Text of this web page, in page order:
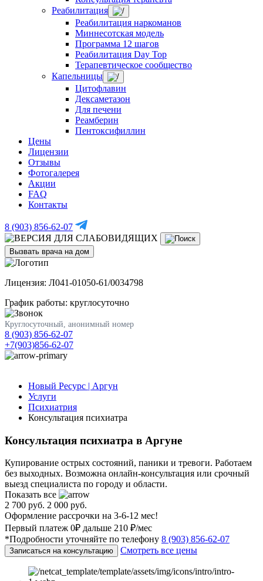
Реабилитация
Реабилитация наркоманов
Миннесотская модель
Программа 12 шагов
Реабилитация Day Top
Терапевтическое сообщество
Капельницы
Цитофлавин
Дексаметазон
Для печени
Реамберин
Пентоксифиллин
Цены
Лицензии
Отзывы
Фотогалерея
Акции
FAQ
Контакты
8 (903) 856-62-07
Вызвать врача на дом
Лицензия: Л041-01050-61/0034798
График работы: круглосуточно
Круглосуточный, анонимный номер
8 (903) 856-62-07
+7(903)856-62-07
Новый Ресурс | Аргун
Услуги
Психиатрия
Консультация психиатра
Консультация психиатра в Аргуне
Купирование острых состояний, паники и тревоги. Работаем
без выходных. Возможна онлайн-консультация или срочный
выезд специалиста по городу и области.
Показать все
2 700 руб. 2 000 руб.
Оформление рассрочки на 3-6-12 мес!
Первый платеж 0₽ дальше 210 ₽/мес
*Подробности уточняйте по телефону 8 (903) 856-62-07
Записаться на консультацию Смотреть все цены